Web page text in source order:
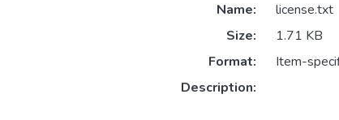
Name:
license.txt
Size:
1.71 KB
Format:
Item-
Description: